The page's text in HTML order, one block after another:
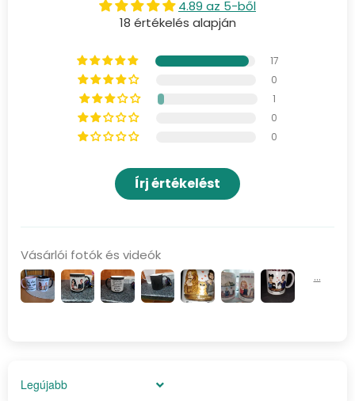
4.89 az 5-ből
18 értékelés alapján
17
0
1
0
0
Írj értékelést
Vásárlói fotók és videók
Sort by